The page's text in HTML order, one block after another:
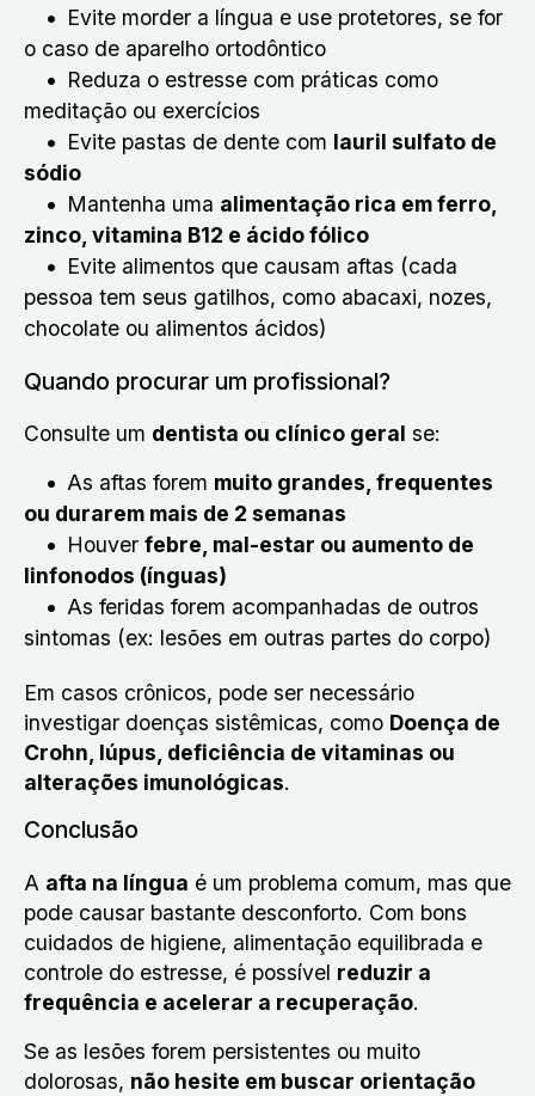
Evite morder a língua e use protetores, se for
o caso de aparelho ortodôntico
Reduza o estresse com práticas como
meditação ou exercícios
Evite pastas de dente com lauril sulfato de
sódio
Mantenha uma alimentação rica em ferro,
zinco, vitamina B12 e ácido fólico
Evite alimentos que causam aftas (cada
pessoa tem seus gatilhos, como abacaxi, nozes,
chocolate ou alimentos ácidos)
Quando procurar um profissional?
Consulte um dentista ou clínico geral se:
As aftas forem muito grandes, frequentes
ou durarem mais de 2 semanas
Houverfebre, mal-estar ou aumento de
linfonodos (ínguas)
As feridas forem acompanhadas de outros
sintomas (ex: lesões em outras partes do corpo)
Em casos crônicos, pode ser necessário
investigar doenças sistêmicas, como Doença de
Crohn, lúpus, deficiência de vitaminas ou
alterações imunológicas.
Conclusão
A afta na língua é um problema comum, mas que
pode causar bastante desconforto. Com bons
cuidados de higiene, alimentação equilibrada e
controle do estresse, é possível reduzir a
frequência e acelerar a recuperação.
Se as lesões forem persistentes ou muito
dolorosas, não hesite em buscar orientação